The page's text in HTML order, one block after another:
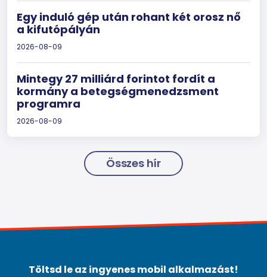
Egy induló gép után rohant két orosz nő
a kifutópályán
2026-08-09
Mintegy 27 milliárd forintot fordít a
kormány a betegségmenedzsment
programra
2026-08-09
Összes hír
Töltsd le az ingyenes mobil alkalmazást!